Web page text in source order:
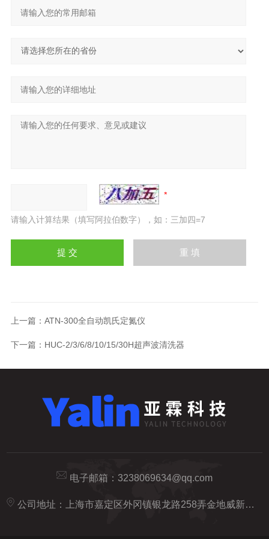
请输入计算结果（填写阿拉伯数字），如：三加四=7
上一篇： ATN-300全自动凯氏定氮仪
下一篇： HUC-2/3/6/8/10/15/30H超声波清洗器
电子邮箱： 3238069634@qq.com
公司地址：上海市嘉定区外冈镇银龙路258弄金地威新智造园20号楼5楼